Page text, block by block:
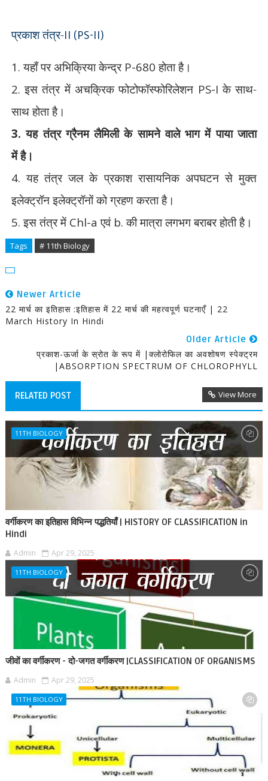
प्रकाश तंत्र-II (PS-II)
1.यहाँ पर अभिक्रिया केन्द्र P-680 होता है।
2.इस तंत्र में अचक्रिक फोटोफॉस्फोरिलेशन PS-Iके साथ-
साथ होता है।
3.यह तंत्र ग्रैनम लैमिली के सामने वाले भाग में पाया जाता
मेंहै।
4.यह तंत्र जल के प्रकाश रासायनिक अपघटन से मुक्त
इलेक्ट्रॉन इलेक्ट्रॉनों को ग्रहण करता है।
5.इस तंत्र में Chl-aएवं b.की मात्रा लगभग बराबर होती है।
Tags # 11th Biology
Newer Article
22 मार्च का इतिहास :इतिहास में 22 मार्च की महत्वपूर्ण घटनाएँ | 22
March History In Hindi
Older Article
प्रकाश-ऊर्जा के स्रोत के रूप में |क्लोरोफिल का अवशोषण स्पेक्ट्रम
|ABSORPTION SPECTRUM OF CHLOROPHYLL
RELATED POST View More
11TH BIOLOGY
वर्गीकरण का इतिहास विभिन्न पद्धतियाँ | HISTORY OF CLASSIFICATION in
Hindi
Admin Apr 29, 2025
11TH BIOLOGY
जीवों का वर्गीकरण - दो-जगत वर्गीकरण |CLASSIFICATION OF ORGANISMS
Admin Apr 29, 2025
11TH BIOLOGY